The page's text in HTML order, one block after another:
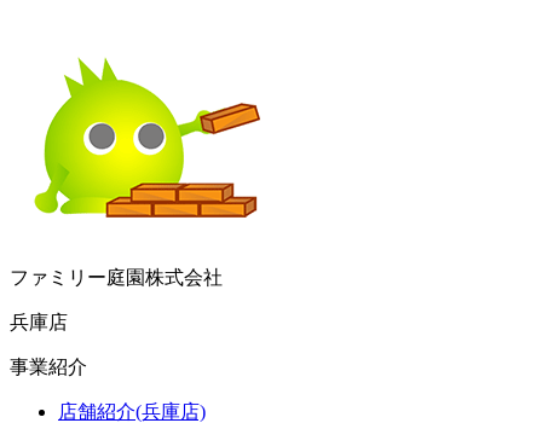
ファミリー庭園株式会社
兵庫店
事業紹介
店舗紹介(兵庫店)